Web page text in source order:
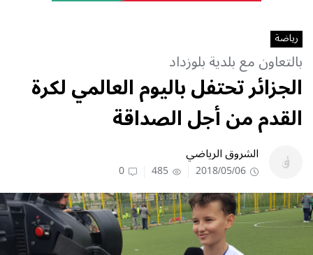
رياضة
بالتعاون مع بلدية بلوزداد
الجزائر تحتفل باليوم العالمي لكرة
القدم من أجل الصداقة
الشروق الرياضي
2018/05/06
485
0